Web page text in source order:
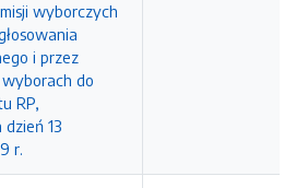
wyborczych
i przez
do
RP,
13
r.